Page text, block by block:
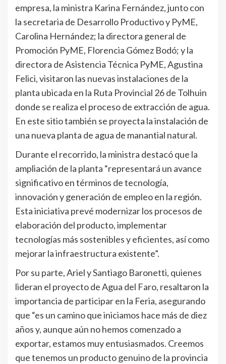
empresa, la ministra Karina Fernández, junto con
la secretaria de Desarrollo Productivo y PyME,
Carolina Hernández; la directora general de
Promoción PyME, Florencia Gómez Bodó; y la
directora de Asistencia Técnica PyME, Agustina
Felici, visitaron las nuevas instalaciones de la
planta ubicada en la Ruta Provincial 26 de Tolhuin
donde se realiza el proceso de extracción de agua.
En este sitio también se proyecta la instalación de
una nueva planta de agua de manantial natural.
Durante el recorrido, la ministra destacó que la
ampliación de la planta “representará un avance
significativo en términos de tecnología,
innovación y generación de empleo en la región.
Esta iniciativa prevé modernizar los procesos de
elaboración del producto, implementar
tecnologías más sostenibles y eficientes, así como
mejorar la infraestructura existente”.
Por su parte, Ariel y Santiago Baronetti, quienes
lideran el proyecto de Agua del Faro, resaltaron la
importancia de participar en la Feria, asegurando
que “es un camino que iniciamos hace más de diez
años y, aunque aún no hemos comenzado a
exportar, estamos muy entusiasmados. Creemos
que tenemos un producto genuino de la provincia